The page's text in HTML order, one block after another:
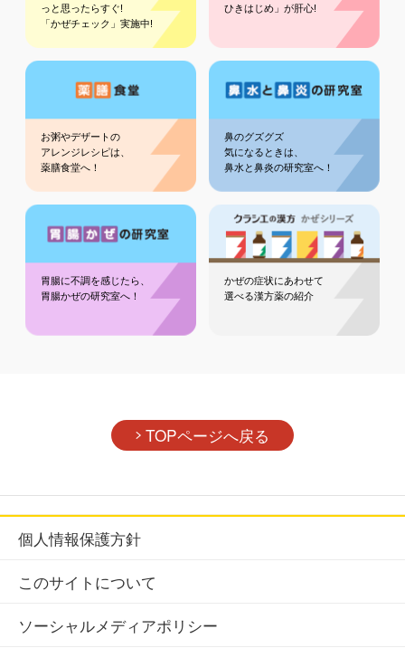
っと思ったらすぐ!
「かぜチェック」実施中!
ひきはじめ」が肝心!
お粥やデザートの
アレンジレシピは、
薬膳食堂へ！
鼻のグズグズ
気になるときは、
鼻水と鼻炎の研究室へ！
胃腸に不調を感じたら、
胃腸かぜの研究室へ！
かぜの症状にあわせて
選べる漢方薬の紹介
TOPページへ戻る
個人情報保護方針
このサイトについて
ソーシャルメディアポリシー